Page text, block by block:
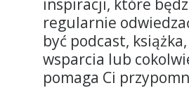
inspiracji, które
regularnie
być podcast,
wsparcia lub
pomaga Ci